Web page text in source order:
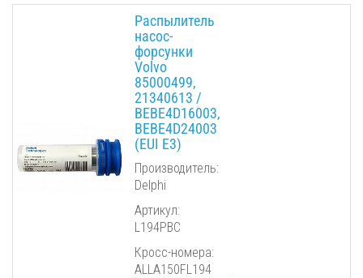
Распылитель
насос-
форсунки
Volvo
85000499,
21340613 /
BEBE4D16003,
BEBE4D24003
(EUI E3)
Производитель:
Delphi
Артикул:
L194PBC
Кросс-номера:
ALLA150FL194